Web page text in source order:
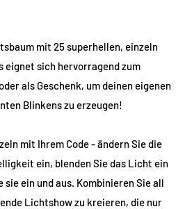
mit 25 superhellen, einzeln
eignet sich hervorragend zum
als Geschenk, um deinen eigenen
Blinkens zu erzeugen!
mit Ihrem Code - ändern Sie die
ein, blenden Sie das Licht ein
sie ein und aus. Kombinieren Sie all
Lichtshow zu kreieren, die nur